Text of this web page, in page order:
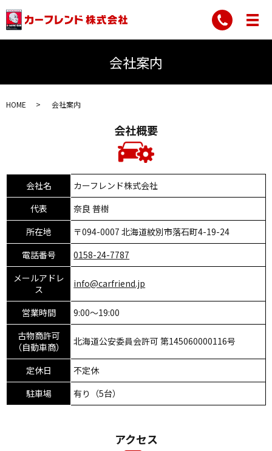
会社案内
HOME 会社案内
会社概要
会社名
カーフレンド株式会社
代表
奈良 普樹
所在地
〒094-0007 北海道紋別市落石町4-19-24
電話番号
0158-24-7787
メールアドレ
ス
info@carfriend.jp
営業時間
9:00～19:00
古物商許可
（自動車商）
北海道公安委員会許可 第145060000116号
定休日
不定休
駐車場
有り（5台）
アクセス